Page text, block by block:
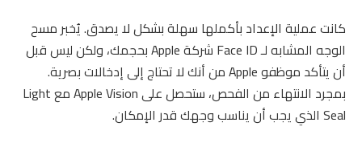
كانت عملية الإعداد بأكملها سهلة بشكل لا يصدق. يُخبر مسح
الوجه المشابه لـ Face ID شركة Apple بحجمك، ولكن ليس قبل
أن يتأكد موظفو Apple من أنك لا تحتاج إلى إدخالات بصرية.
بمجرد الانتهاء من الفحص، ستحصل على Apple Vision مع Light
Seal الذي يجب أن يناسب وجهك قدر الإمكان.